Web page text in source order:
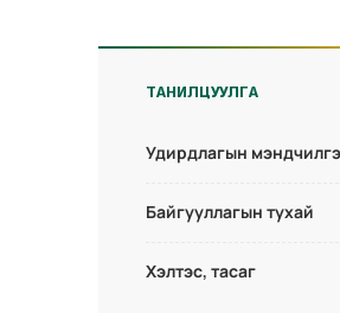
ТАНИЛЦУУЛГА
Удирдлагын
Байгууллагын тухай
Хэлтэс, тасаг